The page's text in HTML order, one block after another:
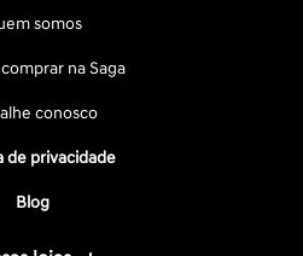
somos
na Saga
conosco
de privacidade
Blog